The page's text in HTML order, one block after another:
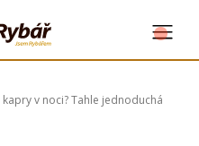
kapry v noci? Tahle jednoduchá